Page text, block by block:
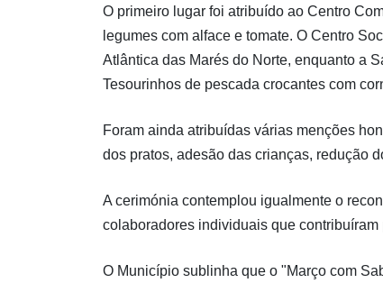
O primeiro lugar foi atribuído ao Centro
legumes com alface e tomate. O Centro
Atlântica das Marés do Norte, enquanto a
Tesourinhos de pescada crocantes com
Foram ainda atribuídas várias menções
dos pratos, adesão das crianças, redução
A cerimónia contemplou igualmente o
colaboradores individuais que
O Município sublinha que o "Março com